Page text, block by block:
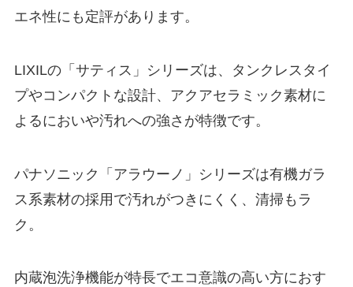
エネ性にも定評があります。
LIXILの「サティス」シリーズは、タンクレスタイ
プやコンパクトな設計、アクアセラミック素材に
よるにおいや汚れへの強さが特徴です。
パナソニック「アラウーノ」シリーズは有機ガラ
ス系素材の採用で汚れがつきにくく、清掃もラ
ク。
内蔵泡洗浄機能が特長でエコ意識の高い方におす